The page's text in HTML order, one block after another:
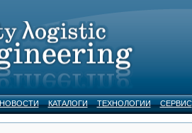
КАТАЛОГИ ТЕХНОЛОГИИ СЕРВИС